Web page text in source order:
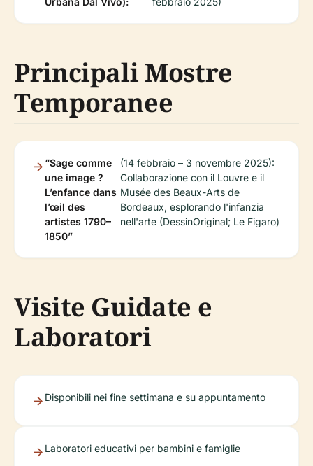
Principali Mostre
Temporanee
“Sage comme
une image ?
L’enfance dans
l’œil des
artistes 1790–
1850”
(14 febbraio – 3 novembre 2025):
Collaborazione con il Louvre e il
Musée des Beaux-Arts de
Bordeaux, esplorando l'infanzia
nell'arte (DessinOriginal; Le Figaro)
Visite Guidate e
Laboratori
Disponibili nei fine settimana e su appuntamento
Laboratori educativi per bambini e famiglie